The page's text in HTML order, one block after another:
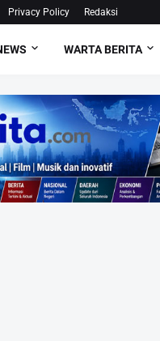
Privacy Policy Redaksi
WARTA BERITA